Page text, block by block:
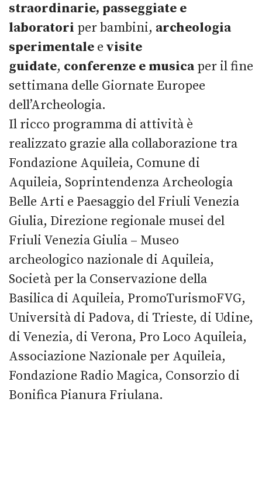
straordinarie, passeggiate e
laboratori per bambini, archeologia
sperimentale e visite
guidate, conferenze e musicaper il fine
settimana delle Giornate Europee
dell’Archeologia.
Il ricco programma di attività è
realizzato grazie alla collaborazione tra
Fondazione Aquileia, Comune di
Aquileia, Soprintendenza Archeologia
Belle Arti e Paesaggio del Friuli Venezia
Giulia, Direzione regionale musei del
Friuli Venezia Giulia – Museo
archeologico nazionale di Aquileia,
Società per la Conservazione della
Basilica di Aquileia, PromoTurismoFVG,
Università di Padova, di Trieste, di Udine,
di Venezia, di Verona, Pro Loco Aquileia,
Associazione Nazionale per Aquileia,
Fondazione Radio Magica, Consorzio di
Bonifica Pianura Friulana.